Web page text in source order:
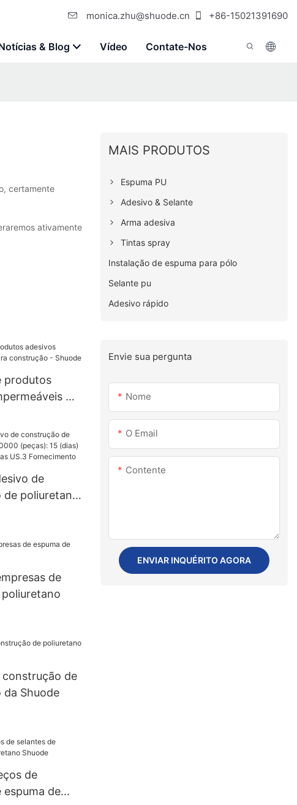
monica.zhu@shuode.cn +86-15021391690
& Blog Vídeo Contate-Nos
certamente
ativamente
produtos
de
de poliuretano
de
construção de
Shuode
de
espuma de
MAIS PRODUTOS
Espuma PU
Adesivo & Selante
Arma adesiva
Tintas spray
Instalação de espuma para pólo
Selante pu
Adesivo rápido
Envie sua pergunta
Nome
O Email
Contente
ENVIAR INQUÉRITO AGORA